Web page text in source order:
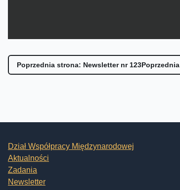
Poprzednia strona: Newsletter nr 123Poprzednia
Dział Współpracy Międzynarodowej
Aktualności
Zadania
Newsletter